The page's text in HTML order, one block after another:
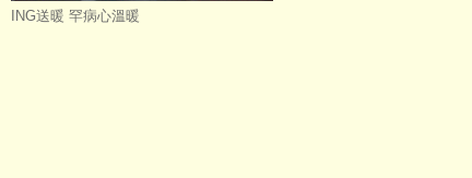
ING送暖 罕病心溫暖